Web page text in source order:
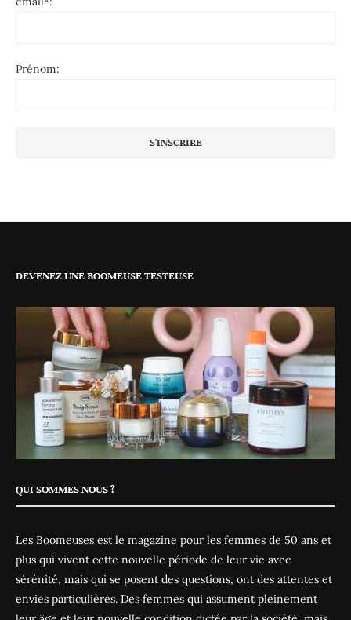
Prénom:
DEVENEZ UNE BOOMEUSE TESTEUSE
QUI SOMMES NOUS ?
Les Boomeuses est le magazine pour les femmes de 50 ans et
plus qui vivent cette nouvelle période de leur vie avec
sérénité, mais qui se posent des questions, ont des attentes et
envies particulières. Des femmes qui assument pleinement